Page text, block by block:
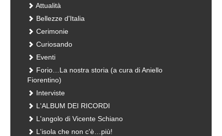
Attualità
Bellezze d'Italia
Cerimonie
Curiosando
Eventi
Forio…La nostra storia (a cura di Aniello
Fiorentino)
Interviste
L'ALBUM DEI RICORDI
L'angolo di Vicente Schiano
L'isola che non c'è…più!